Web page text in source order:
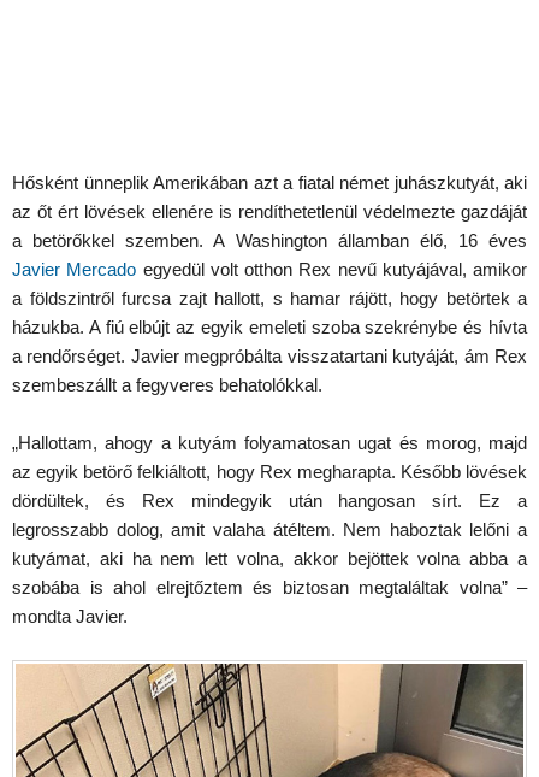
Hősként ünneplik Amerikában azt a fiatal német juhászkutyát, aki
az őt ért lövések ellenére is rendíthetetlenül védelmezte gazdáját
a betörőkkel szemben. A Washington államban élő, 16 éves
Javier Mercado egyedül volt otthon Rex nevű kutyájával, amikor
a földszintről furcsa zajt hallott, s hamar rájött, hogy betörtek a
házukba. A fiú elbújt az egyik emeleti szoba szekrénybe és hívta
a rendőrséget. Javier megpróbálta visszatartani kutyáját, ám Rex
szembeszállt a fegyveres behatolókkal.
„Hallottam, ahogy a kutyám folyamatosan ugat és morog, majd
az egyik betörő felkiáltott, hogy Rex megharapta. Később lövések
dördültek, és Rex mindegyik után hangosan sírt. Ez a
legrosszabb dolog, amit valaha átéltem. Nem haboztak lelőni a
kutyámat, aki ha nem lett volna, akkor bejöttek volna abba a
szobába is ahol elrejtőztem és biztosan megtaláltak volna” –
mondta Javier.